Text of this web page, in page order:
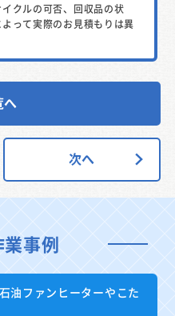
クルの可否、回収品の状
って実際のお見積もりは異
へ
次へ
事例
油ファンヒーターやこた